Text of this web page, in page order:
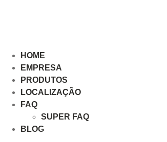
HOME
EMPRESA
PRODUTOS
LOCALIZAÇÃO
FAQ
SUPER FAQ
BLOG